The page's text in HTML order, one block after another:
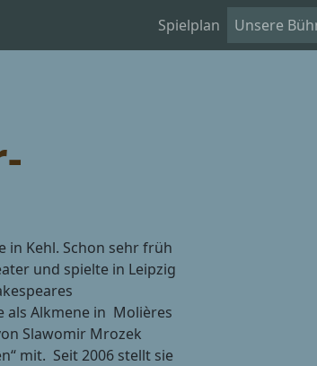
Spielplan Unsere
Kehl. Schon sehr früh
und spielte in Leipzig
als Alkmene in Molières
Slawomir Mrozek
mit. Seit 2006 stellt sie